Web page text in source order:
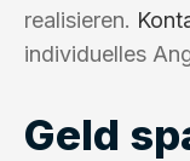
realisieren.
individuelles
Geld